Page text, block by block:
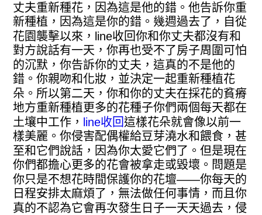
丈夫重新種花，因為這是他的錯。他告訴你重
新種植，因為這是你的錯。幾週過去了，自從
花園襲擊以來，line收回你和你丈夫都沒有和
對方說話有一天，你再也受不了房子周圍可怕
的沉默，你告訴你的丈夫，這真的不是他的
錯。你親吻和化妝，並決定一起重新種植花
朵。所以第二天，你和你的丈夫在採花的貧瘠
地方重新種植更多的花種子你們兩個每天都在
土壤中工作， line收回這樣花朵就會像以前一
樣美麗。你侵害配偶權給豆芽澆水和餵食，甚
至和它們說話，因為你太愛它們了。但是現在
你們都擔心更多的花會被拿走或毀壞。問題是
你只是不想花時間保護你的花壇——你每天的
日程安排太麻煩了，無法做任何事情，而且你
真的不認為它會再次發生日子一天天過去，侵